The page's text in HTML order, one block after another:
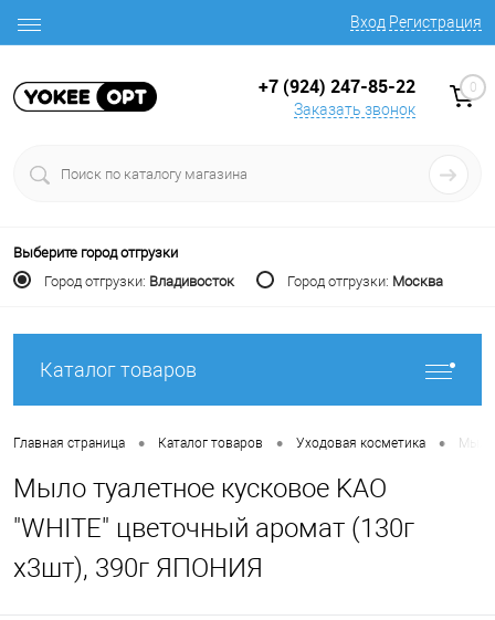
Вход Регистрация
+7 (924) 247-85-22
Заказать звонок
0
Выберите город отгрузки
Город отгрузки: Владивосток Город отгрузки: Москва
Каталог товаров
Главная страница • Каталог товаров • Уходовая косметика • Мыло
Мыло туалетное кусковое KAO
"WHITE" цветочный аромат (130г
х3шт), 390г ЯПОНИЯ